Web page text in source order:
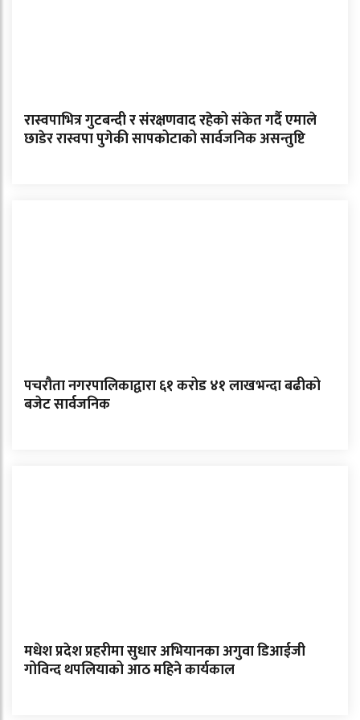
रास्वपाभित्र गुटबन्दी र संरक्षणवाद रहेको संकेत गर्दै एमाले
छाडेर रास्वपा पुगेकी सापकोटाको सार्वजनिक असन्तुष्टि
पचरौता नगरपालिकाद्वारा ६१ करोड ४१ लाखभन्दा बढीको
बजेट सार्वजनिक
मधेश प्रदेश प्रहरीमा सुधार अभियानका अगुवा डिआईजी
गोविन्द थपलियाको आठ महिने कार्यकाल